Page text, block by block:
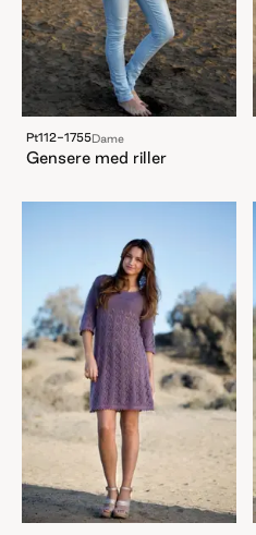
Pt112-1755Dame
Gensere med riller